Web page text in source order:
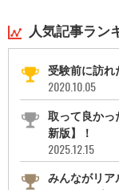
人気記事ラン
受験前に訪れ
2020.10.05
取って良かっ
新版】！
2025.12.15
みんながリア